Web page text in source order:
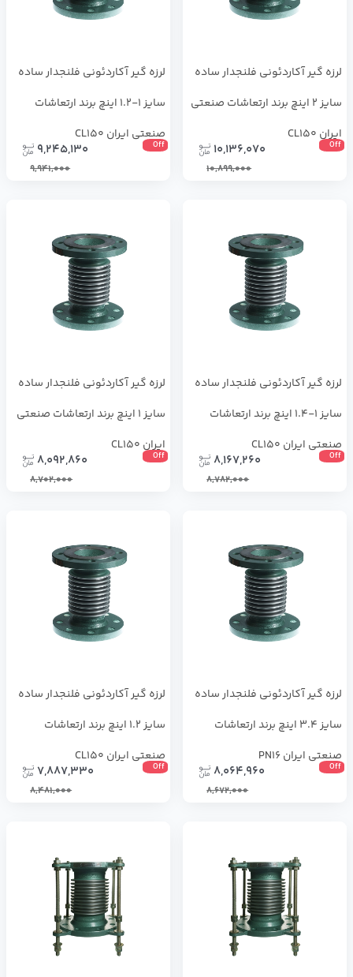
لرزه گیر آکاردئونی فلنجدار ساده
سایز 2 اینچ برند ارتعاشات صنعتی
ایران CL150
Off
10,136,070
10,899,000
لرزه گیر آکاردئونی فلنجدار ساده
سایز 1-1.2 اینچ برند ارتعاشات
صنعتی ایران CL150
Off
9,245,130
9,941,000
لرزه گیر آکاردئونی فلنجدار ساده
سایز 1-1.4 اینچ برند ارتعاشات
صنعتی ایران CL150
Off
8,167,260
8,782,000
لرزه گیر آکاردئونی فلنجدار ساده
سایز 1 اینچ برند ارتعاشات صنعتی
ایران CL150
Off
8,092,860
8,702,000
لرزه گیر آکاردئونی فلنجدار ساده
سایز 3.4 اینچ برند ارتعاشات
صنعتی ایران PN16
Off
8,064,960
8,672,000
لرزه گیر آکاردئونی فلنجدار ساده
سایز 1.2 اینچ برند ارتعاشات
صنعتی ایران CL150
Off
7,887,330
8,481,000